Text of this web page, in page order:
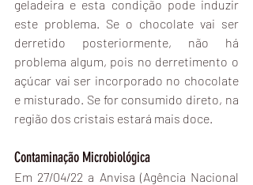
geladeira e esta condição pode induzir
este problema. Se o chocolate vai ser
derretido posteriormente, não há
problema algum, pois no derretimento o
açúcar vai ser incorporado no chocolate
e misturado. Se for consumido direto, na
região dos cristais estará mais doce.
Contaminação Microbiológica
Em 27/04/22 a Anvisa (Agência Nacional